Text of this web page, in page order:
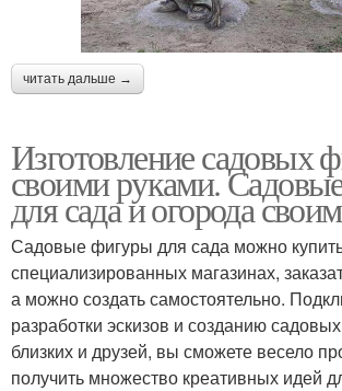
читать дальше →
Изготовление садовых
своими руками.
для сада и огорода
Садовые фигуры для сада можно
специализированных магазинах,
а можно создать самостоятельно.
разработки эскизов и созданию
близких и друзей, вы сможете весело
получить множество креативных идей